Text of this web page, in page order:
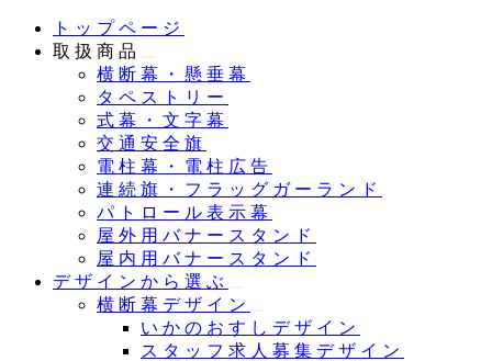
トップページ
取扱商品
横断幕・懸垂幕
タペストリー
式幕・文字幕
交通安全旗
電柱幕・電柱広告
連続旗・フラッグガーランド
パトロール表示幕
屋外用バナースタンド
屋内用バナースタンド
デザインから選ぶ
横断幕デザイン
いかのおすしデザイン
スタッフ求人募集デザイン